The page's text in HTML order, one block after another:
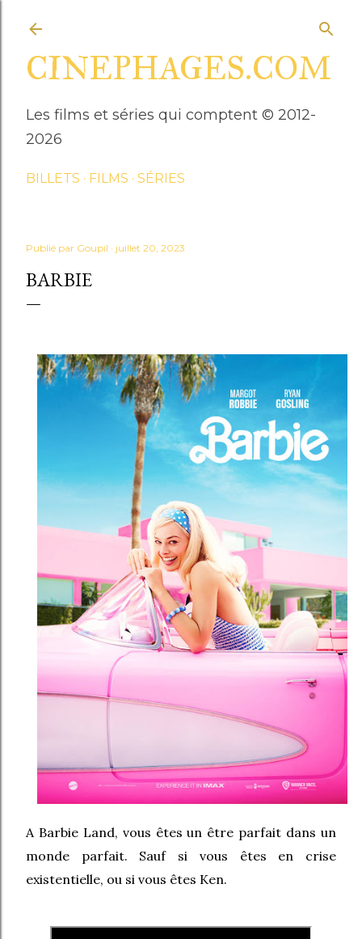
CINEPHAGES.COM
Les films et séries qui comptent © 2012-
2026
BILLETS FILMS SÉRIES
Publié par Goupil juillet 20, 2023
BARBIE
A Barbie Land, vous êtes un être parfait dans un
monde parfait. Sauf si vous êtes en crise
existentielle, ou si vous êtes Ken.